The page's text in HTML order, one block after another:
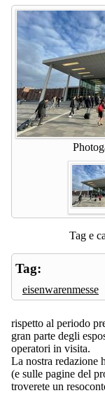
Tag e
Tag:
eisenwarenmesse
rispetto al periodo
gran parte degli
operatori in visita.
La nostra redazione
(e sulle pagine del
troverete un